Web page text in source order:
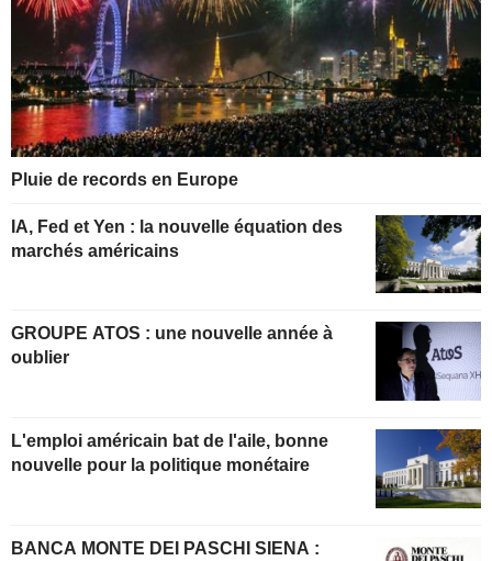
Pluie de records en Europe
IA, Fed et Yen : la nouvelle équation des
marchés américains
GROUPE ATOS : une nouvelle année à
oublier
L'emploi américain bat de l'aile, bonne
nouvelle pour la politique monétaire
BANCA MONTE DEI PASCHI SIENA :